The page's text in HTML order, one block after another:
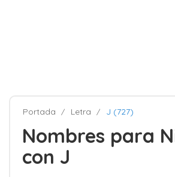
Portada Letra J (727)
Nombres para
con J